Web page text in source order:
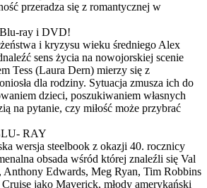
przeradza się z romantycznej w
Blu-ray i DVD!
i kryzysu wieku średniego Alex
sens życia na nowojorskiej scenie
Tess (Laura Dern) mierzy się z
dla rodziny. Sytuacja zmusza ich do
dzieci, poszukiwaniem własnych
na pytanie, czy miłość może przybrać
RAY
wersja steelbook z okazji 40. rocznicy
obsada wśród której znaleźli się Val
Edwards, Meg Ryan, Tim Robbins
jako Maverick, młody amerykański